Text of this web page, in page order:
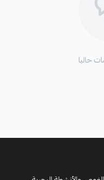
حاليا